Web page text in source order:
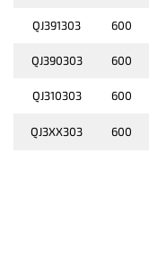
QJ391303 600
QJ390303 600
QJ310303 600
QJ3XX303 600